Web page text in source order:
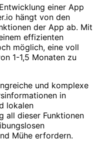
einer App
hängt von den
der App ab. Mit
effizienten
möglich, eine voll
1-1,5 Monaten zu
und komplexe
in
lokalen
all dieser Funktionen
Mühe erfordern.